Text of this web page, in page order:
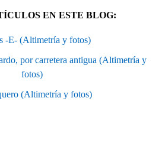
EN ESTE BLOG:
-E- (Altimetría y fotos)
por carretera antigua (Altimetría y
fotos)
(Altimetría y fotos)